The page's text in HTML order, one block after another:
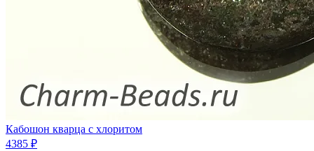
Кабошон кварца с хлоритом
4385 ₽